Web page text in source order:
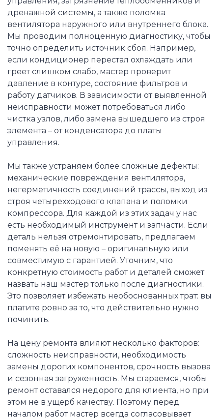
дренажной системы, а также поломка
вентилятора наружного или внутреннего блока.
Мы проводим полноценную диагностику, чтобы
точно определить источник сбоя. Например,
если кондиционер перестал охлаждать или
греет слишком слабо, мастер проверит
давление в контуре, состояние фильтров и
работу датчиков. В зависимости от выявленной
неисправности может потребоваться либо
чистка узлов, либо замена вышедшего из строя
элемента – от конденсатора до платы
управления.
Мы также устраняем более сложные дефекты:
механические повреждения вентилятора,
негерметичность соединений трассы, выход из
строя четырехходового клапана и поломки
компрессора. Для каждой из этих задач у нас
есть необходимый инструмент и запчасти. Если
деталь нельзя отремонтировать, предлагаем
поменять её на новую – оригинальную или
совместимую с гарантией. Уточним, что
конкретную стоимость работ и деталей сможет
назвать наш мастер только после диагностики.
Это позволяет избежать необоснованных трат: вы
платите ровно за то, что действительно нужно
починить.
На цену ремонта влияют несколько факторов:
сложность неисправности, необходимость
замены дорогих компонентов, срочность вызова
и сезонная загруженность. Мы стараемся, чтобы
ремонт оставался недорого для клиента, но при
этом не в ущерб качеству. Поэтому перед
началом работ мастер всегда согласовывает